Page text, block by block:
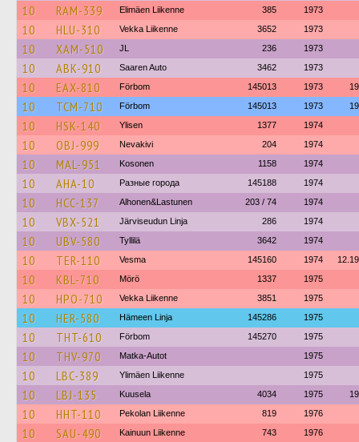
10 RAM-339 Elimäen Liikenne 385 1973
10 HLU-310 Vekka Liikenne 3652 1973
10 XAM-510 JL 236 1973
10 ABK-910 Saaren Auto 3462 1973
10 EAX-810 Förbom 145013 1973
10 TCM-710 Förbom 145013 1973
10 HSK-140 Ylisen 1377 1974
10 OBJ-999 Nevakivi 204 1974
10 MAL-951 Kosonen 1158 1974
10 AHA-10 Разные города 145188 1974
10 HCC-137 Alhonen&Lastunen 203 / 74 1974
10 VBX-521 Järviseudun Linja 286 1974
10 UBV-580 Tyllilä 3642 1974
10 TER-110 Vesma 145160 1974
10 KBL-710 Mörö 1337 1975
10 HPO-710 Vekka Liikenne 3851 1975
10 HER-580 Hämeen Linja 145286 1975
10 THT-610 Förbom 145270 1975
10 THV-970 Matka-Autot 1975
10 LBC-389 Ylimäen Liikenne 1975
10 LBJ-135 Kuusela 4034 1975
10 HHT-110 Pekolan Liikenne 819 1976
10 SAU-490 Kainuun Liikenne 743 1976